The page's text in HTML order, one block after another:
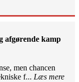
afgørende kamp
men chancen
f... Læs mere